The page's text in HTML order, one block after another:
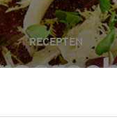
RECEPTEN
Ontdek